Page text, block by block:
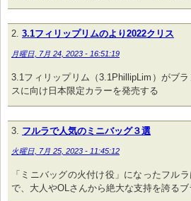
3.1フィリップリムのより2022クリス
月曜日, 7月 24, 2023 - 16:51:19
3.1フィリップリム（3.1PhillipLim）がブ
スに向け日本限定カラーを発売する
フルラで人気のミニバッグ３選
火曜日, 7月 25, 2023 - 11:45:12
「ミニバッグの火付け役」になったフル
で、大人やOLさんから絶大な支持を誇るブ